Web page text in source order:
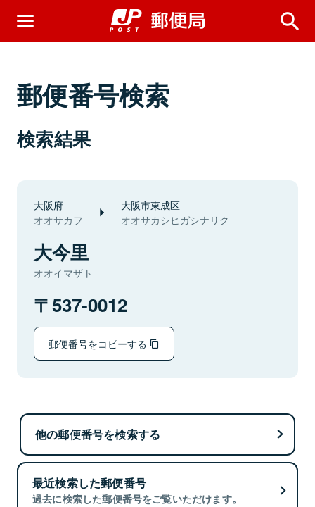
郵便番号検索
検索結果
大阪府
オオサカフ
大阪市東成区
オオサカシヒガシナリク
大今里
オオイマザト
537-0012
郵便番号をコピーする
他の郵便番号を検索する
最近検索した郵便番号
過去に検索した郵便番号をご覧いただけます。